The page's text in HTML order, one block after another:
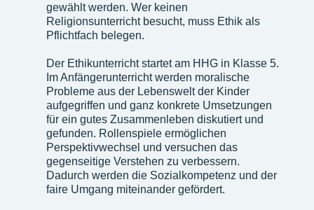
gewählt werden. Wer keinen
Religionsunterricht besucht, muss Ethik als
Pflichtfach belegen.
Der Ethikunterricht startet am HHG in Klasse 5.
Im Anfängerunterricht werden moralische
Probleme aus der Lebenswelt der Kinder
aufgegriffen und ganz konkrete Umsetzungen
für ein gutes Zusammenleben diskutiert und
gefunden. Rollenspiele ermöglichen
Perspektivwechsel und versuchen das
gegenseitige Verstehen zu verbessern.
Dadurch werden die Sozialkompetenz und der
faire Umgang miteinander gefördert.